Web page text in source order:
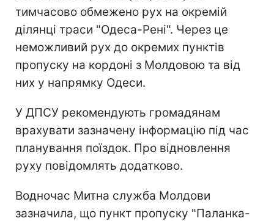
тимчасово обмежено рух на окремій
ділянці траси "Одеса-Рені". Через це
неможливий рух до окремих пунктів
пропуску на кордоні з Молдовою та від
них у напрямку Одеси.
У ДПСУ рекомендують громадянам
врахувати зазначену інформацію під час
планування поїздок. Про відновлення
руху повідомлять додатково.
Водночас Митна служба Молдови
зазначила, що пункт пропуску "Паланка-